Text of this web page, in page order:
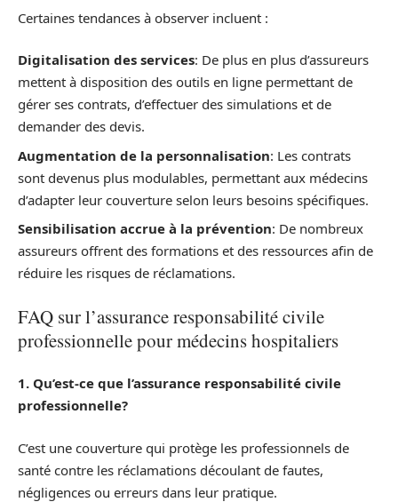
Certaines tendances à observer incluent :
Digitalisation des services: De plus en plus d’assureurs
mettent à disposition des outils en ligne permettant de
gérer ses contrats, d’effectuer des simulations et de
demander des devis.
Augmentation de la personnalisation: Les contrats
sont devenus plus modulables, permettant aux médecins
d’adapter leur couverture selon leurs besoins spécifiques.
Sensibilisation accrue à la prévention: De nombreux
assureurs offrent des formations et des ressources afin de
réduire les risques de réclamations.
FAQ sur l’assurance responsabilité civile
professionnelle pour médecins hospitaliers
1. Qu’est-ce que l’assurance responsabilité civile
professionnelle?
C’est une couverture qui protège les professionnels de
santé contre les réclamations découlant de fautes,
négligences ou erreurs dans leur pratique.